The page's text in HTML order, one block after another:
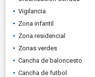
Vigilancia
Zona infantil
Zona residencial
Zonas verdes
Cancha de baloncesto
Cancha de futbol